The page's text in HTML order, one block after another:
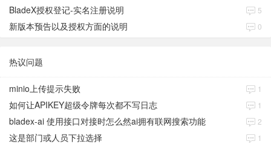
BladeX授权登记-实名注册说明 5
新版本预告以及授权方面的说明 0
热议问题
minio上传提示失败 1
如何让APIKEY超级令牌每次都不写日志 1
bladex-ai 使用接口对接时怎么然ai拥有联网搜索功能 2
这是部门或人员下拉选择 1